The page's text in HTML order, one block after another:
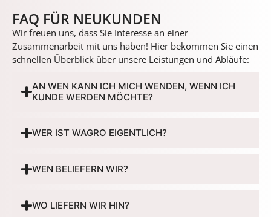
FAQ FÜR NEUKUNDEN
Wir freuen uns, dass Sie Interesse an einer
Zusammenarbeit mit uns haben! Hier bekommen Sie einen
schnellen Überblick über unsere Leistungen und Abläufe:
AN WEN KANN ICH MICH WENDEN, WENN ICH
KUNDE WERDEN MÖCHTE?
WER IST WAGRO EIGENTLICH?
WEN BELIEFERN WIR?
WO LIEFERN WIR HIN?